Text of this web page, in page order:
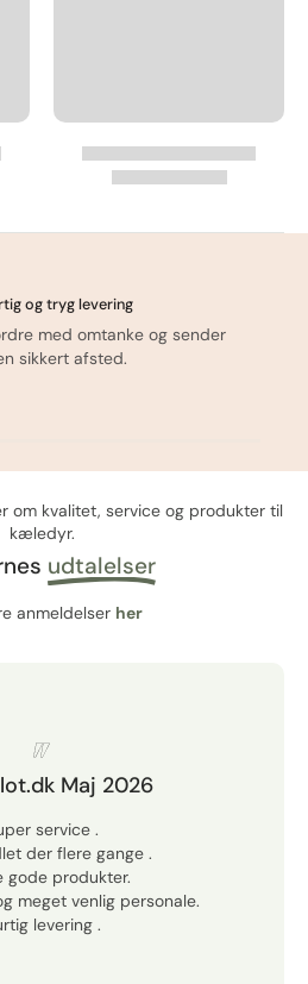
og tryg levering
med omtanke og sender
sikkert afsted.
om kvalitet, service og produkter til
kæledyr.
udtalelser
anmeldelser her
Maj 2026
service .
der flere gange .
gode produkter.
meget venlig personale.
levering .